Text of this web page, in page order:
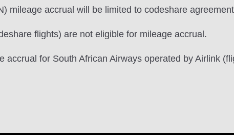
mileage accrual will be limited to codeshare
flights) are not eligible for mileage accrual.
accrual for South African Airways operated by Airlink